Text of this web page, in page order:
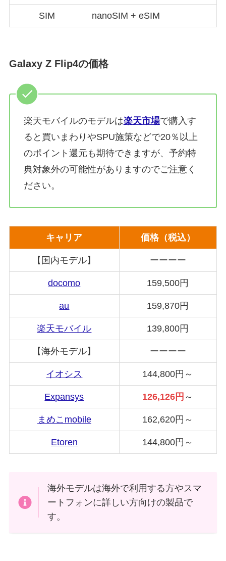
SIM nanoSIM + eSIM
Galaxy Z Flip4の価格
楽天モバイルのモデルは楽天市場で購入す
ると買いまわりやSPU施策などで20％以上
のポイント還元も期待できますが、予約特
典対象外の可能性がありますのでご注意く
ださい。
キャリア 価格（税込）
【国内モデル】 ーーーー
docomo 159,500円
au 159,870円
楽天モバイル 139,800円
【海外モデル】 ーーーー
イオシス 144,800円～
Expansys 126,126円 ～
まめこmobile 162,620円～
Etoren 144,800円～
海外モデルは海外で利用する方やスマ
ートフォンに詳しい方向けの製品で
す。